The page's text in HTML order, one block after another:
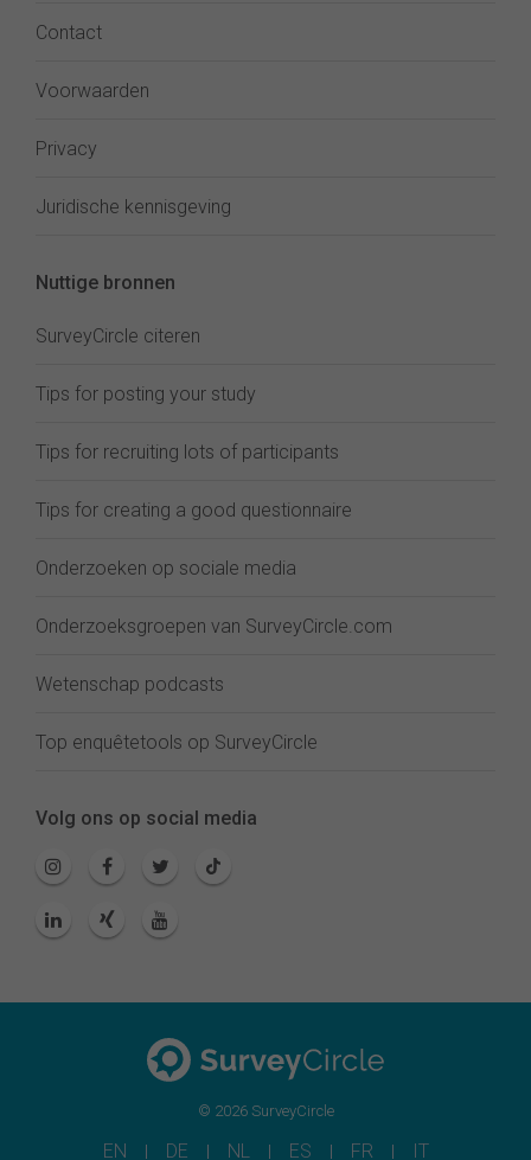
Contact
Voorwaarden
Privacy
Juridische kennisgeving
Nuttige bronnen
SurveyCircle citeren
Tips for posting your study
Tips for recruiting lots of participants
Tips for creating a good questionnaire
Onderzoeken op sociale media
Onderzoeksgroepen van SurveyCircle.com
Wetenschap podcasts
Top enquêtetools op SurveyCircle
Volg ons op social media
© 2026 SurveyCircle
EN DE NL ES FR IT